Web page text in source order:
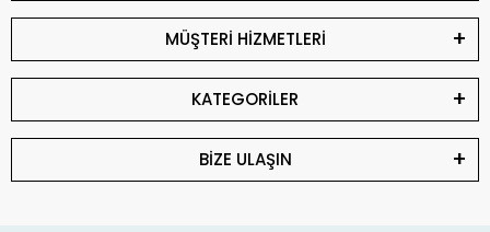
MÜŞTERİ HİZMETLERİ
KATEGORİLER
BİZE ULAŞIN